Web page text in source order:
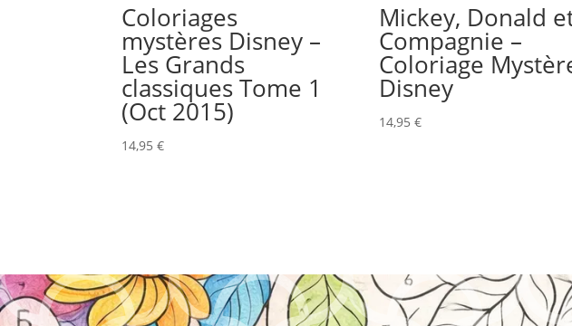
Coloriages
mystères Disney –
Les Grands
classiques Tome 1
(Oct 2015)
14,95€
Mickey, Donald
Compagnie –
Coloriage
Disney
14,95 €